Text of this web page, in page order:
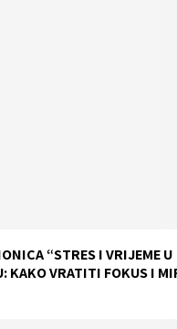
“STRES I VRIJEME U
KAKO VRATITI FOKUS I